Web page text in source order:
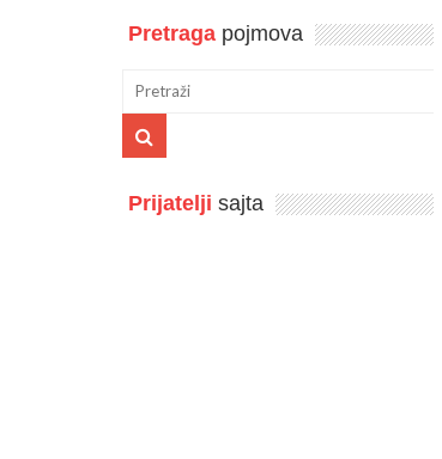
Pretraga pojmova
Prijatelji sajta